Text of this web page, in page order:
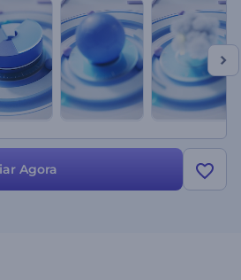
uma abertura de notícias única que se
agora mesmo!
Agora